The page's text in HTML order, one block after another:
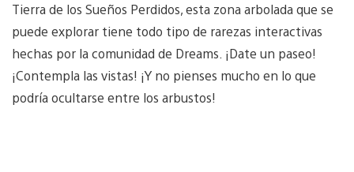
Tierra de los Sueños Perdidos, esta zona arbolada que se
puede explorar tiene todo tipo de rarezas interactivas
hechas por la comunidad de Dreams. ¡Date un paseo!
¡Contempla las vistas! ¡Y no pienses mucho en lo que
podría ocultarse entre los arbustos!